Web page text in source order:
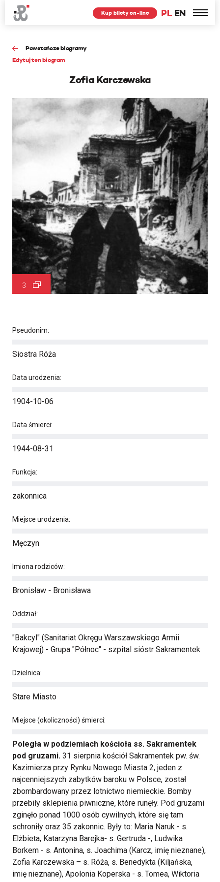
PL EN
Kup bilety on-line
Powstańcze biogramy
Edytuj ten biogram
Zofia Karczewska
3
Pseudonim:
Siostra Róża
Data urodzenia:
1904-10-06
Data śmierci:
1944-08-31
Funkcja:
zakonnica
Miejsce urodzenia:
Męczyn
Imiona rodziców:
Bronisław - Bronisława
Oddział:
"Bakcyl" (Sanitariat Okręgu Warszawskiego Armii
Krajowej) - Grupa "Północ" - szpital sióstr Sakramentek
Dzielnica:
Stare Miasto
Miejsce (okoliczności) śmierci:
Poległa w podziemiach kościoła ss. Sakramentek
pod gruzami. 31 sierpnia kościół Sakramentek pw. św.
Kazimierza przy Rynku Nowego Miasta 2, jeden z
najcenniejszych zabytków baroku w Polsce, został
zbombardowany przez lotnictwo niemieckie. Bomby
przebiły sklepienia piwniczne, które runęły. Pod gruzami
zginęło ponad 1000 osób cywilnych, które się tam
schroniły oraz 35 zakonnic. Były to: Maria Naruk - s.
Elżbieta, Katarzyna Barejka- s. Gertruda -, Ludwika
Borkem - s. Antonina, s. Joachima (Karcz, imię nieznane),
Zofia Karczewska – s. Róża, s. Benedykta (Kiljańska,
imię nieznane), Apolonia Koperska - s. Tomea, Wiktoria